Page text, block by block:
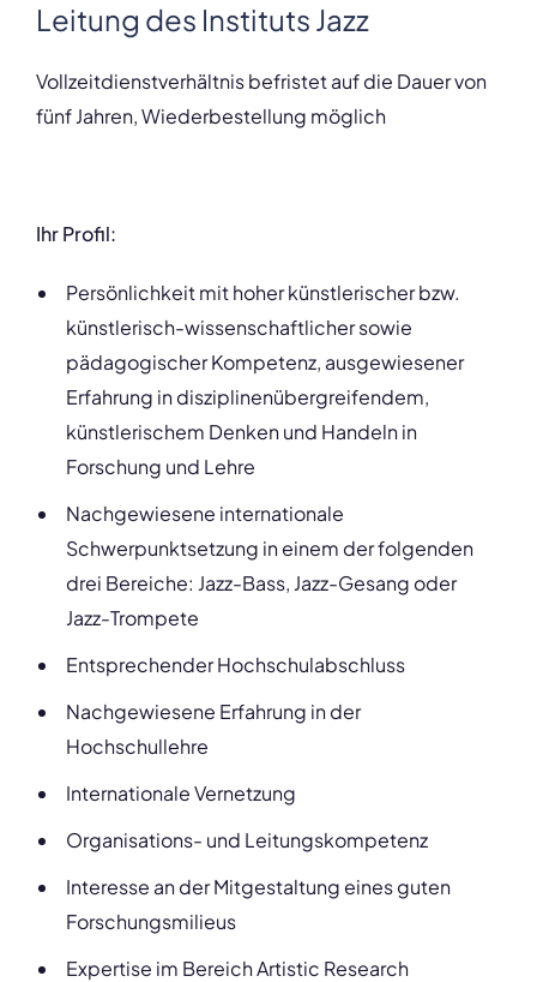
Leitung des Instituts Jazz
Vollzeitdienstverhältnis befristet auf die Dauer von
fünf Jahren, Wiederbestellung möglich
Ihr Profil:
Persönlichkeit mit hoher künstlerischer bzw.
künstlerisch-wissenschaftlicher sowie
pädagogischer Kompetenz, ausgewiesener
Erfahrung in disziplinenübergreifendem,
künstlerischem Denken und Handeln in
Forschung und Lehre
Nachgewiesene internationale
Schwerpunktsetzung in einem der folgenden
drei Bereiche: Jazz-Bass, Jazz-Gesang oder
Jazz-Trompete
Entsprechender Hochschulabschluss
Nachgewiesene Erfahrung in der
Hochschullehre
Internationale Vernetzung
Organisations- und Leitungskompetenz
Interesse an der Mitgestaltung eines guten
Forschungsmilieus
Expertise im Bereich Artistic Research